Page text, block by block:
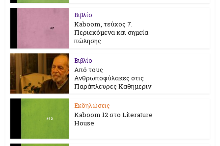
Βιβλίο
Kaboom, τεύχος 7.
Περιεχόμενα και σημεία
πώλησης
Βιβλίο
Από τους
Ανθρωποφύλακες στις
Παράπλευρες Καθημεριν
Εκδηλώσεις
Kaboom 12 στο Literature
House